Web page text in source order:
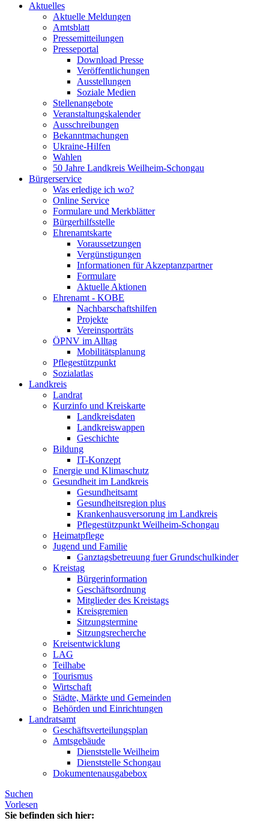
Aktuelles
Aktuelle Meldungen
Amtsblatt
Pressemitteilungen
Presseportal
Download Presse
Veröffentlichungen
Ausstellungen
Soziale Medien
Stellenangebote
Veranstaltungskalender
Ausschreibungen
Bekanntmachungen
Ukraine-Hilfen
Wahlen
50 Jahre Landkreis Weilheim-Schongau
Bürgerservice
Was erledige ich wo?
Online Service
Formulare und Merkblätter
Bürgerhilfsstelle
Ehrenamtskarte
Voraussetzungen
Vergünstigungen
Informationen für Akzeptanzpartner
Formulare
Aktuelle Aktionen
Ehrenamt - KOBE
Nachbarschaftshilfen
Projekte
Vereinsporträts
ÖPNV im Alltag
Mobilitätsplanung
Pflegestützpunkt
Sozialatlas
Landkreis
Landrat
Kurzinfo und Kreiskarte
Landkreisdaten
Landkreiswappen
Geschichte
Bildung
IT-Konzept
Energie und Klimaschutz
Gesundheit im Landkreis
Gesundheitsamt
Gesundheitsregion plus
Krankenhausversorung im Landkreis
Pflegestützpunkt Weilheim-Schongau
Heimatpflege
Jugend und Familie
Ganztagsbetreuung fuer Grundschulkinder
Kreistag
Bürgerinformation
Geschäftsordnung
Mitglieder des Kreistags
Kreisgremien
Sitzungstermine
Sitzungsrecherche
Kreisentwicklung
LAG
Teilhabe
Tourismus
Wirtschaft
Städte, Märkte und Gemeinden
Behörden und Einrichtungen
Landratsamt
Geschäftsverteilungsplan
Amtsgebäude
Dienststelle Weilheim
Dienststelle Schongau
Dokumentenausgabebox
Suchen
Vorlesen
Sie befinden sich hier: